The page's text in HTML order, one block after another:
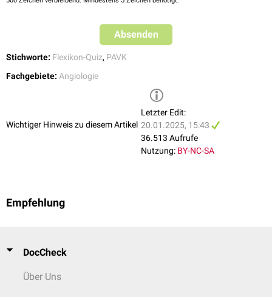
Absenden
Stichworte: Flexikon-Quiz, PAVK
Fachgebiete: Angiologie
Wichtiger Hinweis zu diesem Artikel
Letzter Edit:
20.01.2025, 15:43
36.513 Aufrufe
Nutzung: BY-NC-SA
Empfehlung
DocCheck
Über Uns